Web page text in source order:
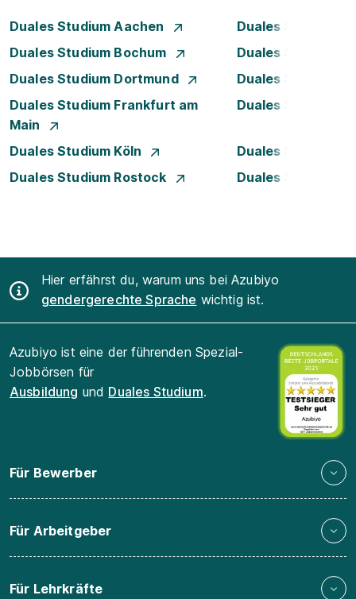
Duales Studium Aachen
Duales Studium
Duales Studium Bochum
Duales Studium
Duales Studium Dortmund
Duales Studium
Duales Studium Frankfurt am
Main
Duales Studium
Duales Studium Köln
Duales Studium
Duales Studium Rostock
Duales Studium
Hier erfährst du, warum uns bei Azubiyo
gendergerechte Sprache wichtig ist.
Azubiyo ist eine der führenden Spezial-
Jobbörsen für
Ausbildung und Duales Studium.
Für Bewerber
Für Arbeitgeber
Für Lehrkräfte